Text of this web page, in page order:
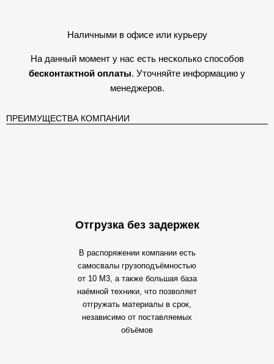
Наличными в офисе или курьеру
На данный момент у нас есть несколько способов
бесконтактной оплаты. Уточняйте информацию у
менеджеров.
ПРЕИМУЩЕСТВА КОМПАНИИ
Отгрузка без задержек
В распоряжении компании есть
самосвалы грузоподъёмностью
от 10 М3, а также большая база
наёмной техники, что позволяет
отгружать материалы в срок,
независимо от поставляемых
объёмов